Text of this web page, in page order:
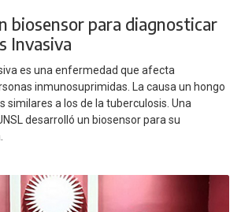
biosensor para diagnosticar
Invasiva
es una enfermedad que afecta
inmunosuprimidas. La causa un hongo
similares a los de la tuberculosis. Una
desarrolló un biosensor para su